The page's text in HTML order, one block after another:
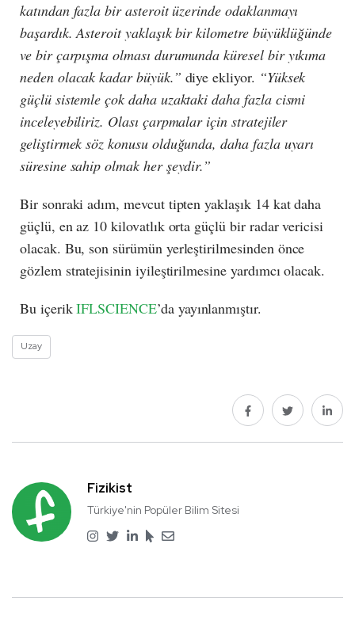
katından fazla bir asteroit üzerinde odaklanmayı
başardık. Asteroit yaklaşık bir kilometre büyüklüğünde
ve bir çarpışma olması durumunda küresel bir yıkıma
neden olacak kadar büyük.” diye ekliyor. “Yüksek
güçlü sistemle çok daha uzaktaki daha fazla cismi
inceleyebiliriz. Olası çarpmalar için stratejiler
geliştirmek söz konusu olduğunda, daha fazla uyarı
süresine sahip olmak her şeydir.”
Bir sonraki adım, mevcut tipten yaklaşık 14 kat daha
güçlü, en az 10 kilovatlık orta güçlü bir radar vericisi
olacak. Bu, son sürümün yerleştirilmesinden önce
gözlem stratejisinin iyileştirilmesine yardımcı olacak.
Bu içerikIFLSCIENCE’da yayınlanmıştır.
Uzay
Fizikist
Türkiye'nin Popüler Bilim Sitesi